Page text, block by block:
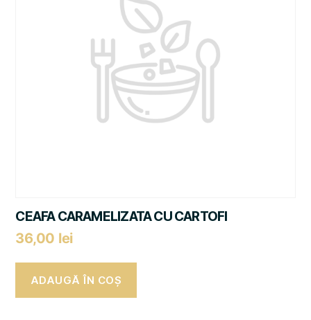
CEAFA CARAMELIZATA CU CARTOFI
36,00 lei
ADAUGĂ ÎN COȘ